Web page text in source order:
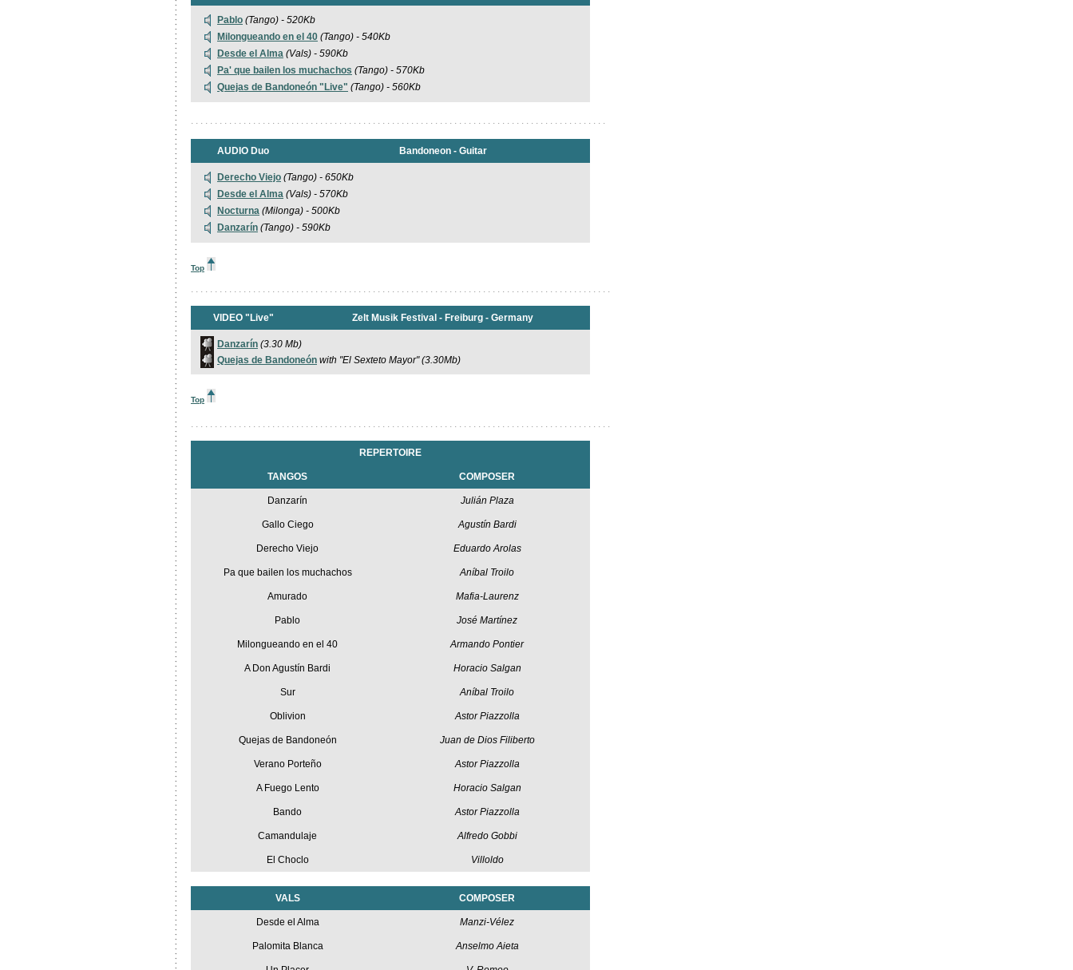
Pablo (Tango) - 520Kb
Milongueando en el 40 (Tango) - 540Kb
Desde el Alma (Vals) - 590Kb
Pa' que bailen los muchachos (Tango) - 570Kb
Quejas de Bandoneón "Live" (Tango) - 560Kb
. . . . . . . . . . . . . . . . . . . . . . . . . . . . . . . . . . . . . . . . . . . . . . . . . . . . . . . . . . . . . . . . . . . . . . . . . . . . . . . . . . . . . . .
AUDIO Duo Bandoneon - Guitar
Derecho Viejo (Tango) - 650Kb
Desde el Alma (Vals) - 570Kb
Nocturna (Milonga) - 500Kb
Danzarín (Tango) - 590Kb
Top
. . . . . . . . . . . . . . . . . . . . . . . . . . . . . . . . . . . . . . . . . . . . . . . . . . . . . . . . . . . . . . . . . . . . . . . . . . . . . . . . . . . . . . . .
VIDEO "Live" Zelt Musik Festival - Freiburg - Germany
Danzarín (3.30 Mb)
Quejas de Bandoneón with "El Sexteto Mayor" (3.30Mb)
Top
. . . . . . . . . . . . . . . . . . . . . . . . . . . . . . . . . . . . . . . . . . . . . . . . . . . . . . . . . . . . . . . . . . . . . . . . . . . . . . . . . . . . . . . .
REPERTOIRE
TANGOS COMPOSER
Danzarín Julián Plaza
Gallo Ciego Agustín Bardi
Derecho Viejo Eduardo Arolas
Pa que bailen los muchachos Aníbal Troilo
Amurado Mafia-Laurenz
Pablo José Martínez
Milongueando en el 40 Armando Pontier
A Don Agustín Bardi Horacio Salgan
Sur Aníbal Troilo
Oblivion Astor Piazzolla
Quejas de Bandoneón Juan de Dios Filiberto
Verano Porteño Astor Piazzolla
A Fuego Lento Horacio Salgan
Bando Astor Piazzolla
Camandulaje Alfredo Gobbi
El Choclo Villoldo
VALS COMPOSER
Desde el Alma Manzi-Vélez
Palomita Blanca Anselmo Aieta